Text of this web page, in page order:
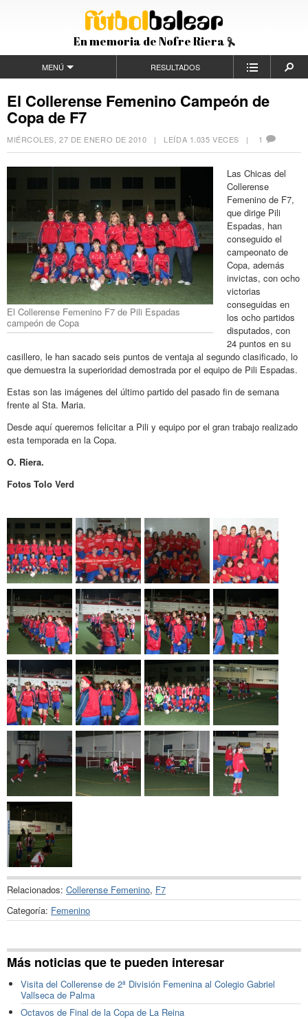
En memoria de Nofre Riera
MENÚ RESULTADOS
El Collerense Femenino Campeón de
Copa de F7
MIÉRCOLES, 27 DE ENERO DE 2010 | LEÍDA 1.035 VECES | 1
El Collerense Femenino F7 de Pili Espadas
campeón de Copa
Las Chicas del
Collerense
Femenino de F7,
que dirige Pili
Espadas, han
conseguido el
campeonato de
Copa, además
invictas, con ocho
victorias
conseguidas en
los ocho partidos
disputados, con
24 puntos en su
casillero, le han sacado seis puntos de ventaja al segundo clasificado, lo
que demuestra la superioridad demostrada por el equipo de Pili Espadas.
Estas son las imágenes del último partido del pasado fin de semana
frente al Sta. Maria.
Desde aquí queremos felicitar a Pili y equipo por el gran trabajo realizado
esta temporada en la Copa.
O. Riera.
Fotos Tolo Verd
Relacionados: Collerense Femenino, F7
Categoría: Femenino
Más noticias que te pueden interesar
Visita del Collerense de 2ª División Femenina al Colegio Gabriel
Vallseca de Palma
Octavos de Final de la Copa de La Reina